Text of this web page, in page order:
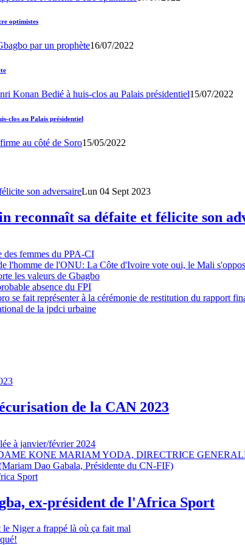
optimistes
16/07/2022
15/07/2022
clos au Palais présidentiel
15/05/2022
Lun 04 Sept 2023
reconnaît sa défaite et félicite son
des femmes du PPA-CI
l'homme de l'ONU: La Côte d'Ivoire vote oui, le Mali
les valeurs de Gbagbo
absence du FPI
se fait représenter à la cérémonie de restitution du rapport
de la jpdci urbaine
de la CAN 2023
à janvier/février 2024
KONE MARIAM YODA, DIRECTRICE
Dao Gabala, Présidente du CN-FIF)
ex-président de l'Africa Sport
Niger a frappé là où ça fait mal